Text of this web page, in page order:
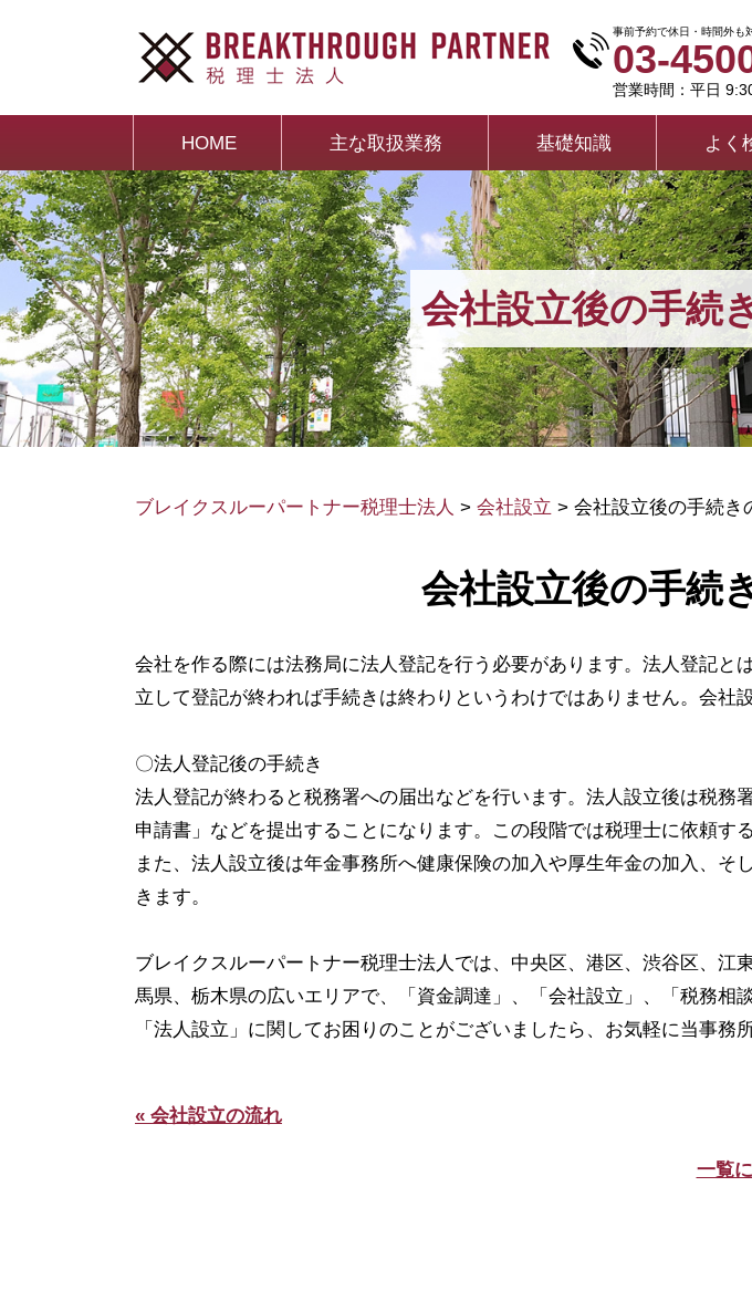
会社設立後の手続
事前予約で休日・時間外も
03-
営業時間：平日
HOME 主な取扱業務 基礎知識 よく
ブレイクスルーパートナー税理士法人 > 会社設立 > 会社設立後の手続き
会社設立後の手続
会社を作る際には法務局に法人登記を行う必要があります。法人登記
立して登記が終われば手続きは終わりというわけではありません。会社
〇法人登記後の手続き
法人登記が終わると税務署への届出などを行います。法人設立後は税
申請書」などを提出することになります。この段階では税理士に依頼す
また、法人設立後は年金事務所へ健康保険の加入や厚生年金の加入、
きます。
ブレイクスルーパートナー税理士法人では、中央区、港区、渋谷区、
馬県、栃木県の広いエリアで、「資金調達」、「会社設立」、「税務相
「法人設立」に関してお困りのことがございましたら、お気軽に当事務
« 会社設立の流れ
一覧